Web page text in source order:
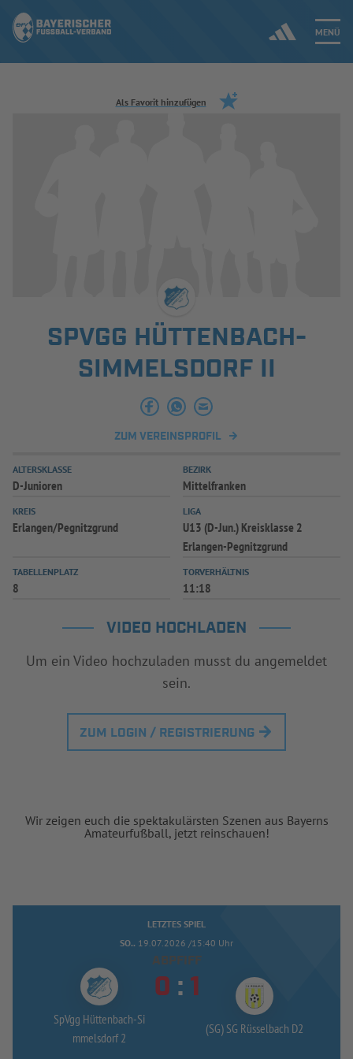
MENÜ
Jetzt einloggen
INFOTHEK SPIELPLUS
Als Favorit hinzufügen
SPVGG HÜTTENBACH-
SIMMELSDORF II
ZUM VEREINSPROFIL
ALTERSKLASSE
D-Junioren
BEZIRK
Mittelfranken
KREIS
Erlangen/Pegnitzgrund
LIGA
U13 (D-Jun.) Kreisklasse 2
Erlangen-Pegnitzgrund
TABELLENPLATZ
8
TORVERHÄLTNIS
11:18
VIDEO HOCHLADEN
Um ein Video hochzuladen musst du angemeldet
sein.
ZUM LOGIN / REGISTRIERUNG
Wir zeigen euch die spektakulärsten Szenen aus Bayerns
Amateurfußball, jetzt reinschauen!
LETZTES SPIEL
SO.. 19.07.2026 /15:40 Uhr
ABPFIFF
SpVgg Hüttenbach-Si
mmelsdorf 2
 : 
(SG) SG Rüsselbach D2